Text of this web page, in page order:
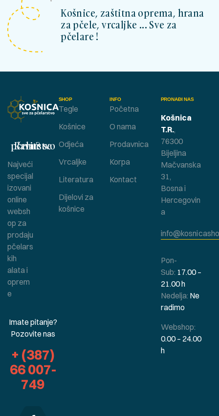
Košnice, zaštitna oprema, hrana
za pčele, vrcaljke ... Sve za
pčelare !
SHOP
Tegle
Košnice
Odjeća
Vrcaljke
Literatura
Dijelovi za
košnice
INFO
Početna
O nama
Prodavnica
Korpa
Kontact
Bavite se pčelarstvom ?
Najveći
specijal
izovani
online
websh
op za
prodaju
pčelars
kih
alata i
oprem
e
Imate pitanje?
Pozovite nas
+ (387)
66 007-
749
PRONAĐI NAS
Košnica
T.R.,
76300
Bijeljina
Mačvanska
31,
Bosna i
Hercegovin
a
Pon-
Sub: 17.00 –
21.00 h
Nedelja: Ne
radimo
Webshop:
0.00 – 24.00
h